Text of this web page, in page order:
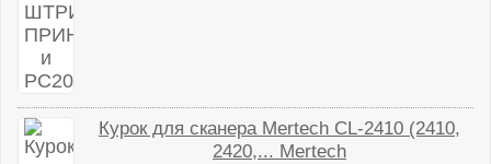
Курок для сканера Mertech CL-2410 (2410,
2420,... Mertech